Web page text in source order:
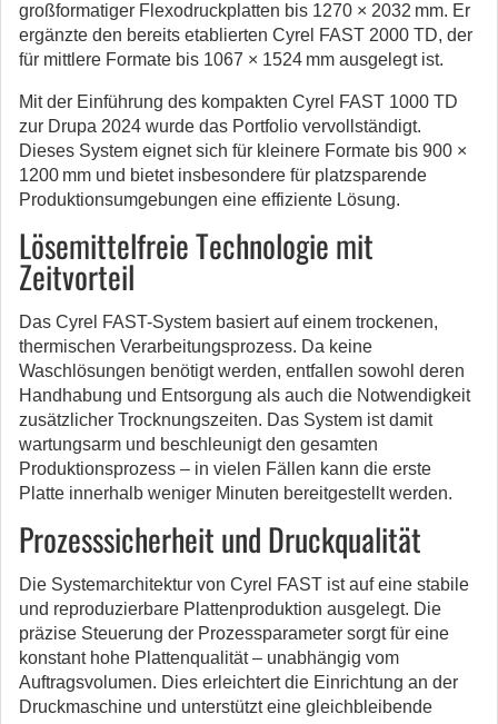
großformatiger Flexodruckplatten bis 1270 × 2032 mm. Er
ergänzte den bereits etablierten Cyrel FAST 2000 TD, der
für mittlere Formate bis 1067 × 1524 mm ausgelegt ist.
Mit der Einführung des kompakten Cyrel FAST 1000 TD
zur Drupa 2024 wurde das Portfolio vervollständigt.
Dieses System eignet sich für kleinere Formate bis 900 ×
1200 mm und bietet insbesondere für platzsparende
Produktionsumgebungen eine effiziente Lösung.
Lösemittelfreie Technologie mit
Zeitvorteil
Das Cyrel FAST-System basiert auf einem trockenen,
thermischen Verarbeitungsprozess. Da keine
Waschlösungen benötigt werden, entfallen sowohl deren
Handhabung und Entsorgung als auch die Notwendigkeit
zusätzlicher Trocknungszeiten. Das System ist damit
wartungsarm und beschleunigt den gesamten
Produktionsprozess – in vielen Fällen kann die erste
Platte innerhalb weniger Minuten bereitgestellt werden.
Prozesssicherheit und Druckqualität
Die Systemarchitektur von Cyrel FAST ist auf eine stabile
und reproduzierbare Plattenproduktion ausgelegt. Die
präzise Steuerung der Prozessparameter sorgt für eine
konstant hohe Plattenqualität – unabhängig vom
Auftragsvolumen. Dies erleichtert die Einrichtung an der
Druckmaschine und unterstützt eine gleichbleibende